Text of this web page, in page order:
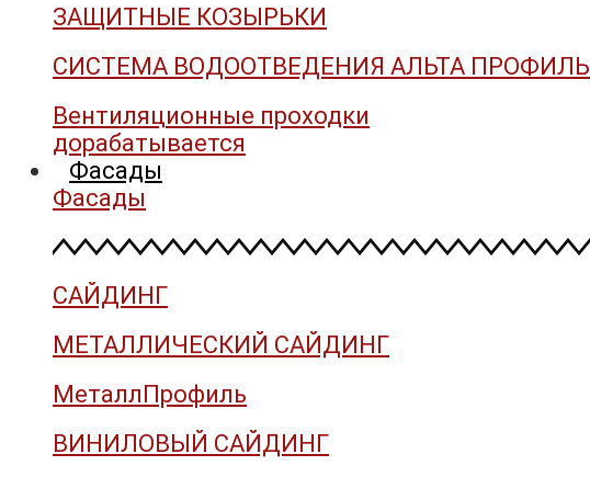
ЗАЩИТНЫЕ КОЗЫРЬКИ
СИСТЕМА ВОДООТВЕДЕНИЯ АЛЬТА ПРОФИЛЬ
Вентиляционные проходки
дорабатывается
Фасады
Фасады
САЙДИНГ
МЕТАЛЛИЧЕСКИЙ САЙДИНГ
МеталлПрофиль
ВИНИЛОВЫЙ САЙДИНГ